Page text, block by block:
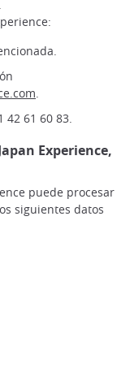
61 60 83.
Experience,
puede procesar
siguientes datos